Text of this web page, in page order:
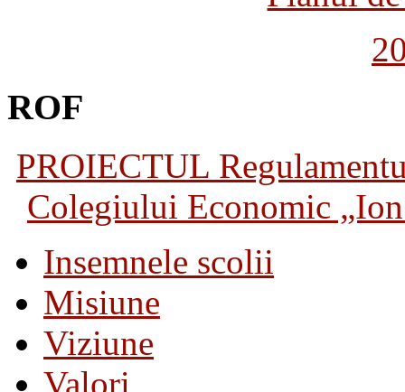
ROF
PROIECTUL
Colegiului Economic
Insemnele scolii
Misiune
Viziune
Valori